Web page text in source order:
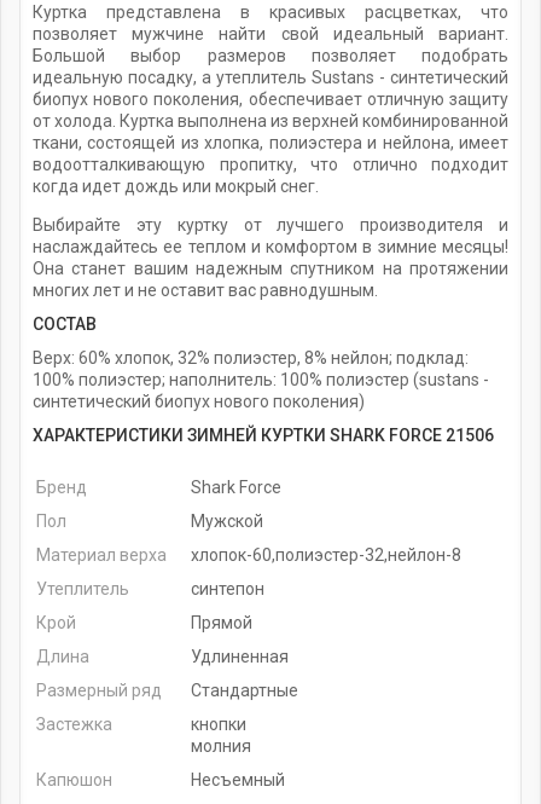
Куртка представлена в красивых расцветках, что
позволяет мужчине найти свой идеальный вариант.
Большой выбор размеров позволяет подобрать
идеальную посадку, а утеплитель Sustans - синтетический
биопух нового поколения, обеспечивает отличную защиту
от холода. Куртка выполнена из верхней комбинированной
ткани, состоящей из хлопка, полиэстера и нейлона, имеет
водоотталкивающую пропитку, что отлично подходит
когда идет дождь или мокрый снег.
Выбирайте эту куртку от лучшего производителя и
наслаждайтесь ее теплом и комфортом в зимние месяцы!
Она станет вашим надежным спутником на протяжении
многих лет и не оставит вас равнодушным.
СОСТАВ
Верх: 60% хлопок, 32% полиэстер, 8% нейлон; подклад:
100% полиэстер; наполнитель: 100% полиэстер (sustans -
синтетический биопух нового поколения)
ХАРАКТЕРИСТИКИ ЗИМНЕЙ КУРТКИ SHARK FORCE 21506
Бренд
Shark Force
Пол
Мужской
Материал верха
хлопок-60,полиэстер-32,нейлон-8
Утеплитель
синтепон
Крой
Прямой
Длина
Удлиненная
Размерный ряд
Стандартные
Застежка
кнопки
молния
Капюшон
Несъемный